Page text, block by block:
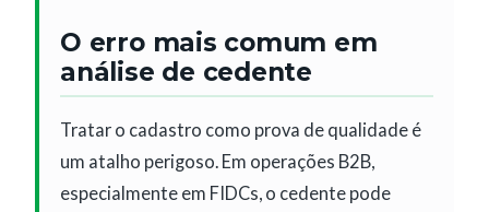
O erro mais comum em
análise de cedente
Tratar o cadastro como prova de qualidade é
um atalho perigoso. Em operações B2B,
especialmente em FIDCs, o cedente pode